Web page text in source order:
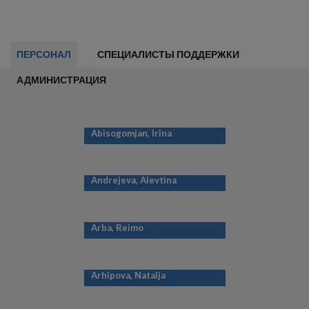
ПЕРСОНАЛ СПЕЦИАЛИСТЫ ПОДДЕРЖКИ
АДМИНИСТРАЦИЯ
Abisogomjan, Irina
Andrejeva, Alevtina
Arba, Reimo
Arhipova, Natalja